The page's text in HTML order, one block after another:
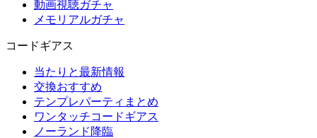
動画視聴ガチャ
メモリアルガチャ
コードギアス
当たりと最新情報
交換おすすめ
テンプレパーティまとめ
ワンタッチコードギアス
ノーランド降臨